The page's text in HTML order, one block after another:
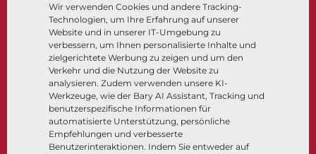
Wir verwenden Cookies und andere Tracking-
Technologien, um Ihre Erfahrung auf unserer
Website und in unserer IT-Umgebung zu
verbessern, um Ihnen personalisierte Inhalte und
zielgerichtete Werbung zu zeigen und um den
Verkehr und die Nutzung der Website zu
analysieren. Zudem verwenden unsere KI-
Werkzeuge, wie der Bary AI Assistant, Tracking und
benutzerspezifische Informationen für
automatisierte Unterstützung, persönliche
Empfehlungen und verbesserte
Benutzerinteraktionen. Indem Sie entweder auf
Antriebe | Betätigungen
Steuer- und Regeltechnik
Tieftemperatur​​​​​​​
Unternehmen
Über
Standorte
Lieferantenmanagement
Nachhaltigkeit
Dokumentation
Dokumente
Wissenszentrum
Software
Werkstoffauswahl